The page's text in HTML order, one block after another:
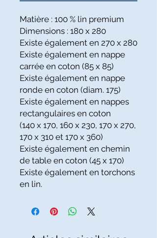
Matière : 100 % lin premium
Dimensions : 180 x 280
Existe également en 270 x 280
Existe également en nappe
carrée en coton (85 x 85)
Existe également en nappe
ronde en coton (diam. 175)
Existe également en nappes
rectangulaires en coton
(140 x 170, 160 x 230, 170 x 270,
170 x 310 et 170 x 360)
Existe également en chemin
de table en coton (45 x 170)
Existe également en torchons
en lin.